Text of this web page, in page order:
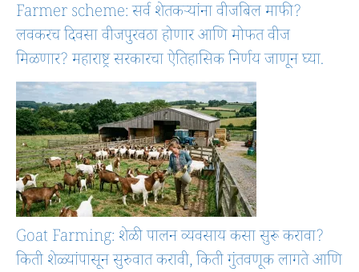
Farmer scheme: सर्व शेतकऱ्यांना वीजबिल माफी?
लवकरच दिवसा वीजपुरवठा होणार आणि मोफत वीज
मिळणार? महाराष्ट्र सरकारचा ऐतिहासिक निर्णय जाणून घ्या.
Goat Farming: शेळी पालन व्यवसाय कसा सुरू करावा?
किती शेळ्यांपासून सुरुवात करावी, किती गुंतवणूक लागते आणि